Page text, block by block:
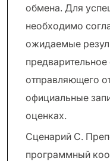
обмена. Для
необходимо
ожидаемые
отправляющего
официальные
оценках.
Сценарий C.
программный